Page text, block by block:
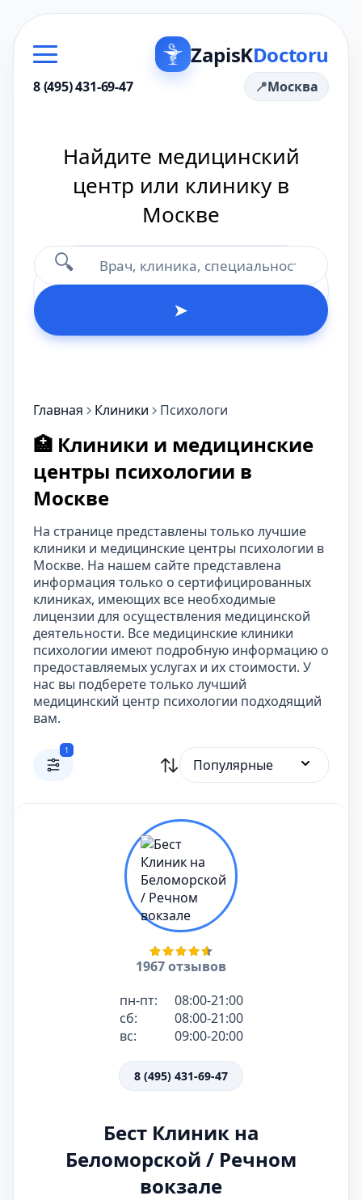
ZapisKDoctoru
8 (495) 431-69-47 Москва
Найдите медицинский
центр или клинику в
Москве
🔍
➤
Главная Клиники Психологи
🏥 Клиники и медицинские
центры психологии в
Москве
На странице представлены только лучшие
клиники и медицинские центры психологии в
Москве. На нашем сайте представлена
информация только о сертифицированных
клиниках, имеющих все необходимые
лицензии для осуществления медицинской
деятельности. Все медицинские клиники
психологии имеют подробную информацию о
предоставляемых услугах и их стоимости. У
нас вы подберете только лучший
медицинский центр психологии подходящий
вам.
1
Популярные
1967 отзывов
пн-пт:
08:00-21:00
сб:
08:00-21:00
вс:
09:00-20:00
8 (495) 431-69-47
Бест Клиник на
Беломорской / Речном
вокзале